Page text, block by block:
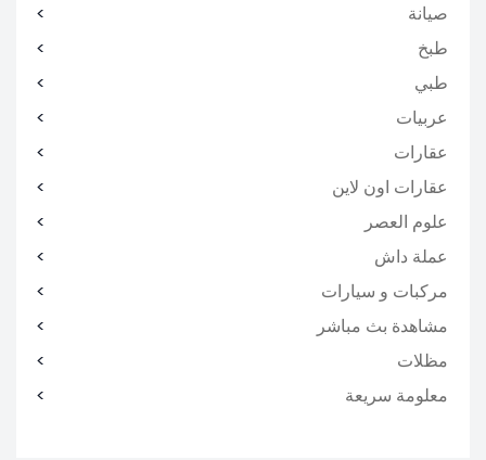
صيانة
طبخ
طبي
عربيات
عقارات
عقارات اون لاين
علوم العصر
عملة داش
مركبات و سيارات
مشاهدة بث مباشر
مظلات
معلومة سريعة